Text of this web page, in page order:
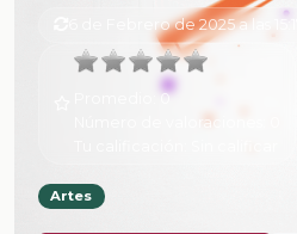
6 de Febrero de 2025 a las 15:17
0
Número de valoraciones:
Artes